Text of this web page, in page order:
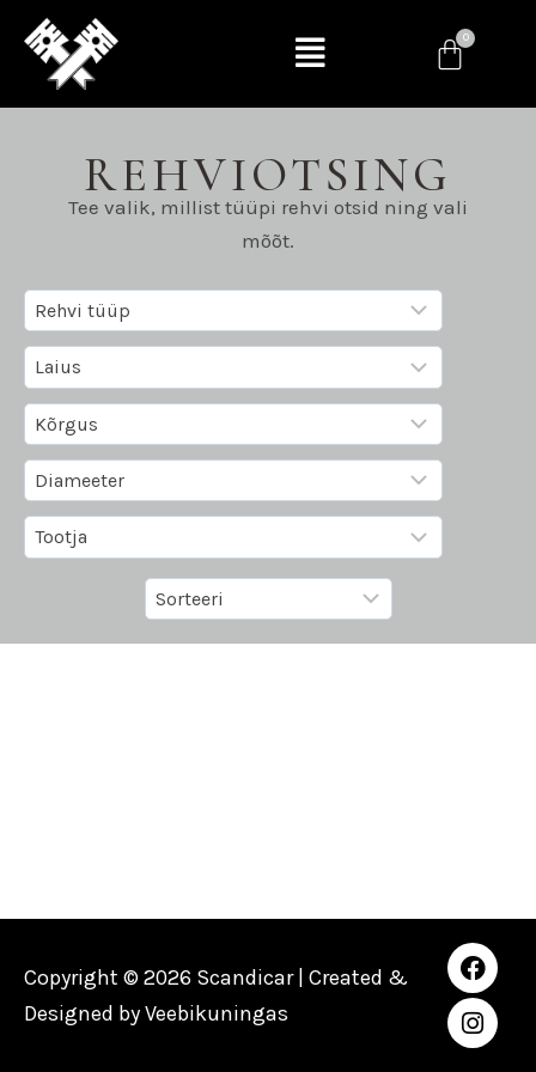
REHVIOTSING
Tee valik, millist tüüpi rehvi otsid ning vali
mõõt.
Copyright © 2026 Scandicar | Created &
Designed byVeebikuningas